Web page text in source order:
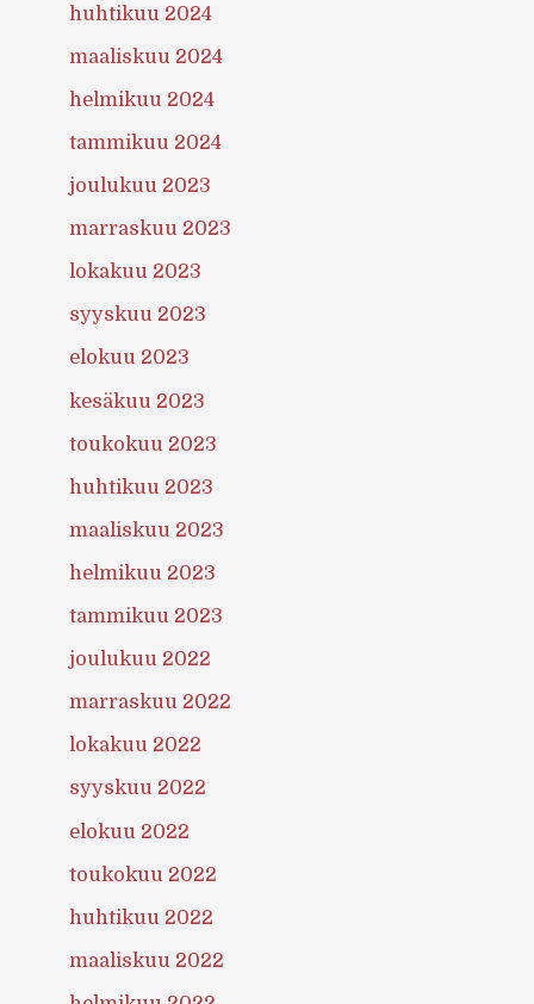
huhtikuu 2024
maaliskuu 2024
helmikuu 2024
tammikuu 2024
joulukuu 2023
marraskuu 2023
lokakuu 2023
syyskuu 2023
elokuu 2023
kesäkuu 2023
toukokuu 2023
huhtikuu 2023
maaliskuu 2023
helmikuu 2023
tammikuu 2023
joulukuu 2022
marraskuu 2022
lokakuu 2022
syyskuu 2022
elokuu 2022
toukokuu 2022
huhtikuu 2022
maaliskuu 2022